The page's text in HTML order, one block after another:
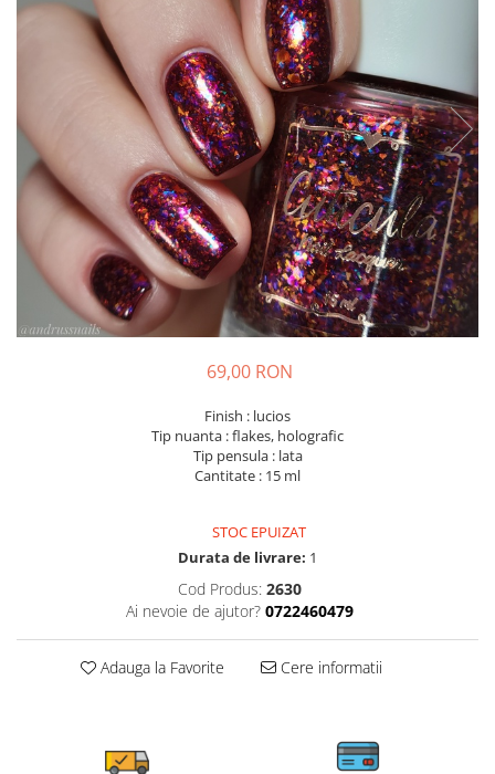
69,00 RON
Finish : lucios
Tip nuanta : flakes, holografic
Tip pensula : lata
Cantitate : 15 ml
STOC EPUIZAT
Durata de livrare: 1
Cod Produs: 2630
Ai nevoie de ajutor? 0722460479
Adauga la Favorite Cere informatii